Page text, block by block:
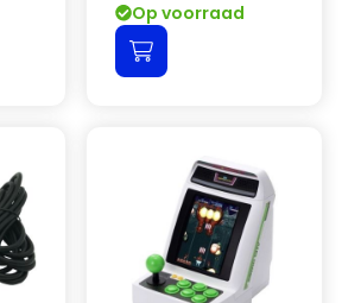
Op voorraad